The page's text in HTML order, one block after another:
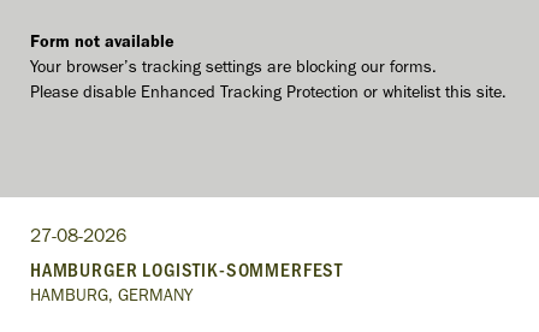
Form not available
Your browser’s tracking settings are blocking our forms.
Please disable Enhanced Tracking Protection or whitelist this site.
27-08-2026
HAMBURGER LOGISTIK-SOMMERFEST
HAMBURG, GERMANY